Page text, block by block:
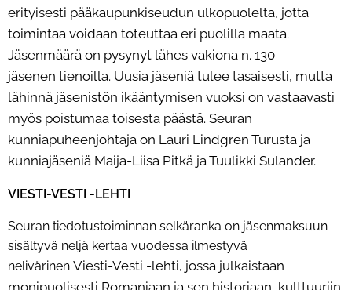
erityisesti pääkaupunkiseudun ulkopuolelta, jotta
toimintaa voidaan toteuttaa eri puolilla maata.
Jäsenmäärä on pysynyt lähes vakiona n. 130
jäsenen tienoilla. Uusia jäseniä tulee tasaisesti, mutta
lähinnä jäsenistön ikääntymisen vuoksi on vastaavasti
myös poistumaa toisesta päästä. Seuran
kunniapuheenjohtaja on Lauri Lindgren Turusta ja
kunniajäseniä Maija-Liisa Pitkä ja Tuulikki Sulander.
VIESTI-VESTI -LEHTI
Seuran tiedotustoiminnan selkäranka on jäsenmaksuun
sisältyvä neljä kertaa vuodessa ilmestyvä
nelivärinen Viesti-Vesti -lehti, jossa julkaistaan
monipuolisesti Romaniaan ja sen historiaan, kulttuuriin